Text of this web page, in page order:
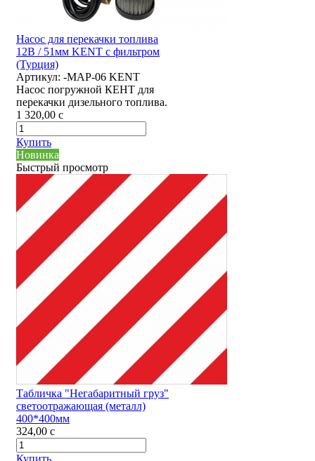
Насос для перекачки топлива
12В / 51мм KENT с фильтром
(Турция)
Артикул: -MAP-06 KENT
Насос погружной КЕНТ для
перекачки дизельного топлива.
1 320,00 c
Купить
Новинка
Быстрый просмотр
Табличка "Негабаритный груз"
светоотражающая (металл)
400*400мм
324,00 c